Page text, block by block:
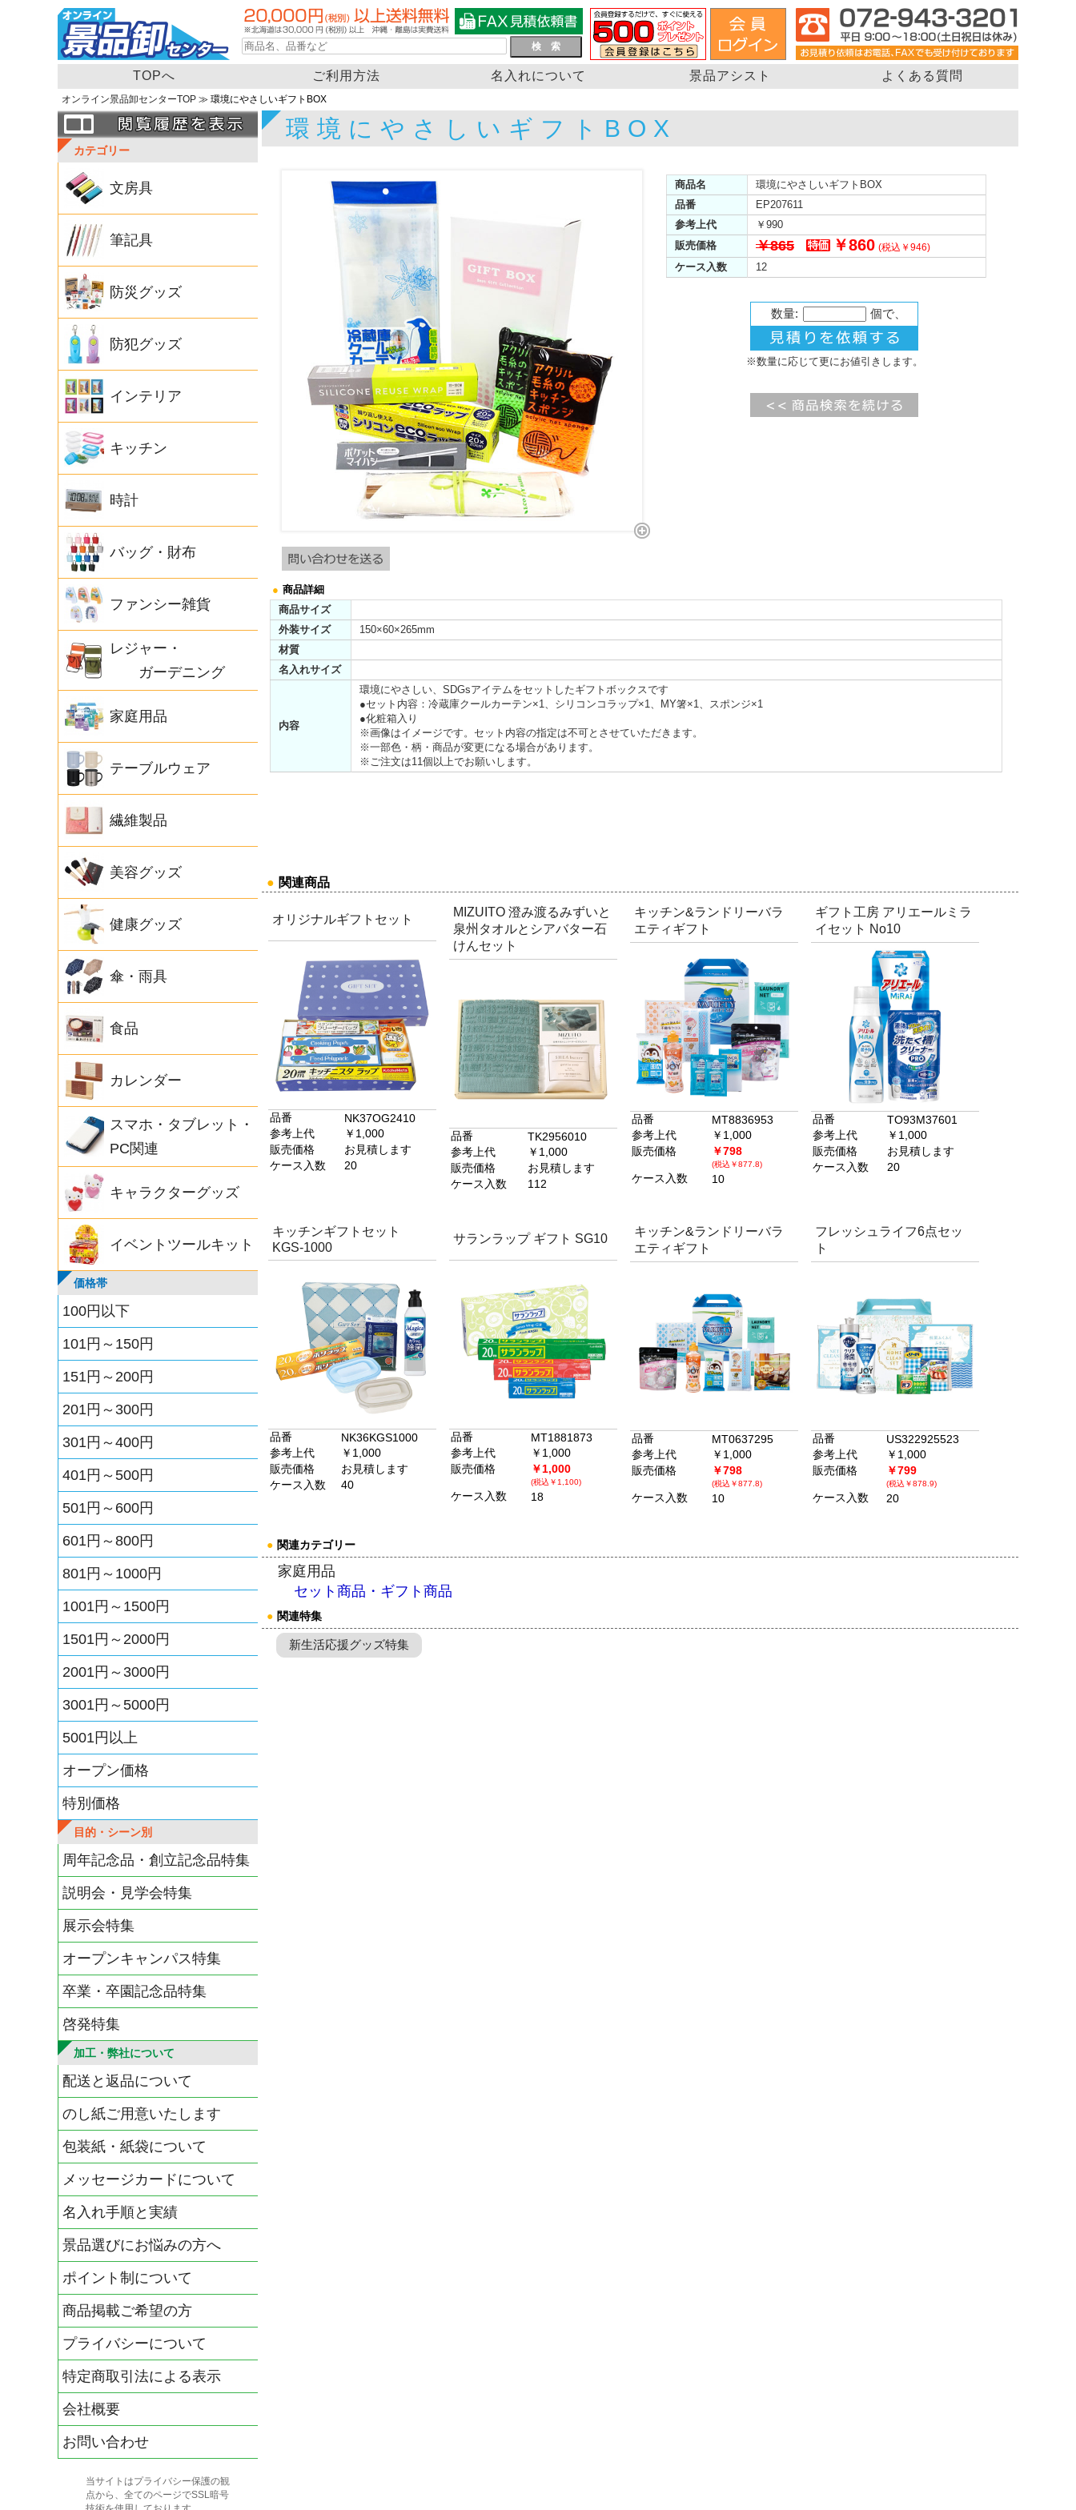
TOPへ ご利用方法 名入れについて 景品アシスト よくある質問
オンライン景品卸センターTOP ≫ 環境にやさしいギフトBOX
カテゴリー
文房具
筆記具
防災グッズ
防犯グッズ
インテリア
キッチン
時計
バッグ・財布
ファンシー雑貨
レジャー・
ガーデニング
家庭用品
テーブルウェア
繊維製品
美容グッズ
健康グッズ
傘・雨具
食品
カレンダー
スマホ・タブレット・
PC関連
キャラクターグッズ
イベントツールキット
価格帯
100円以下
101円～150円
151円～200円
201円～300円
301円～400円
401円～500円
501円～600円
601円～800円
801円～1000円
1001円～1500円
1501円～2000円
2001円～3000円
3001円～5000円
5001円以上
オープン価格
特別価格
目的・シーン別
周年記念品・創立記念品特集
説明会・見学会特集
展示会特集
オープンキャンパス特集
卒業・卒園記念品特集
啓発特集
加工・弊社について
配送と返品について
のし紙ご用意いたします
包装紙・紙袋について
メッセージカードについて
名入れ手順と実績
景品選びにお悩みの方へ
ポイント制について
商品掲載ご希望の方
プライバシーについて
特定商取引法による表示
会社概要
お問い合わせ
当サイトはプライバシー保護の観
点から、全てのページでSSL暗号
環境にやさしいギフトBOX
商品名
環境にやさしいギフトBOX
品番
EP207611
参考上代
￥990
販売価格
￥865 ￥860 (税込￥946)
ケース入数 12
数量: 個で、
※数量に応じて更にお値引きします。
● 商品詳細
商品サイズ
外装サイズ
150×60×265mm
材質
名入れサイズ
内容
環境にやさしい、SDGsアイテムをセットしたギフトボックスです
●セット内容：冷蔵庫クールカーテン×1、シリコンコラップ×1、MY箸×1、スポンジ×1
●化粧箱入り
※画像はイメージです。セット内容の指定は不可とさせていただきます。
※一部色・柄・商品が変更になる場合があります。
※ご注文は11個以上でお願いします。
● 関連商品
オリジナルギフトセット
品番
NK37OG2410
参考上代
￥1,000
販売価格
お見積します
ケース入数
20
MIZUITO 澄み渡るみずいと
泉州タオルとシアバター石
けんセット
品番
TK2956010
参考上代
￥1,000
販売価格
お見積します
ケース入数
112
キッチン&ランドリーバラ
エティギフト
品番
MT8836953
参考上代
￥1,000
販売価格
￥798
(税込￥877.8)
ケース入数 10
ギフト工房 アリエールミラ
イセット No10
品番
TO93M37601
参考上代
￥1,000
販売価格
お見積します
ケース入数
20
キッチンギフトセット
KGS-1000
品番
NK36KGS1000
参考上代
￥1,000
販売価格
お見積します
ケース入数
40
サランラップ ギフト SG10
品番
MT1881873
参考上代
￥1,000
販売価格
￥1,000
(税込￥1,100)
ケース入数 18
キッチン&ランドリーバラ
エティギフト
品番
MT0637295
参考上代
￥1,000
販売価格
￥798
(税込￥877.8)
ケース入数 10
フレッシュライフ6点セッ
ト
品番
US322925523
参考上代
￥1,000
販売価格
￥799
(税込￥878.9)
ケース入数 20
● 関連カテゴリー
家庭用品
セット商品・ギフト商品
● 関連特集
新生活応援グッズ特集